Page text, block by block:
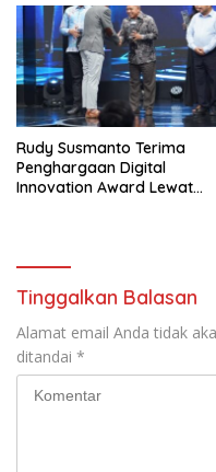
Rudy Susmanto Terima
Penghargaan Digital
Innovation Award Lewat
Tinggalkan Balasan
Alamat email Anda tidak
ditandai *